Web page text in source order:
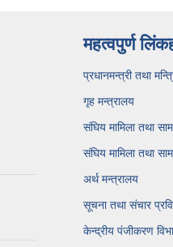
महत्वपुर्ण
प्रधानमन्त्री तथा
गृह मन्त्रालय
संघिय मामिला तथा
संघिय मामिला तथा
अर्थ मन्त्रालय
सूचना तथा संचार
केन्द्रीय पंजीकरण